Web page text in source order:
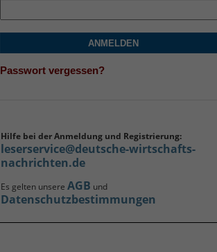
ANMELDEN
Passwort vergessen?
Hilfe bei der Anmeldung und Registrierung:
leserservice@deutsche-wirtschafts-
nachrichten.de
Es gelten unsere AGB und
Datenschutzbestimmungen